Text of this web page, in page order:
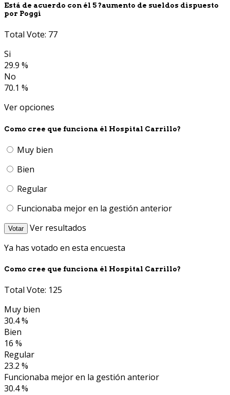
Está de acuerdo con él 5 ?aumento de sueldos dispuesto
por Poggi
Total Vote: 77
Si
29.9 %
No
70.1 %
Ver opciones
Como cree que funciona él Hospital Carrillo?
Muy bien
Bien
Regular
Funcionaba mejor en la gestión anterior
Votar
Ver resultados
Ya has votado en esta encuesta
Como cree que funciona él Hospital Carrillo?
Total Vote: 125
Muy bien
30.4 %
Bien
16 %
Regular
23.2 %
Funcionaba mejor en la gestión anterior
30.4 %